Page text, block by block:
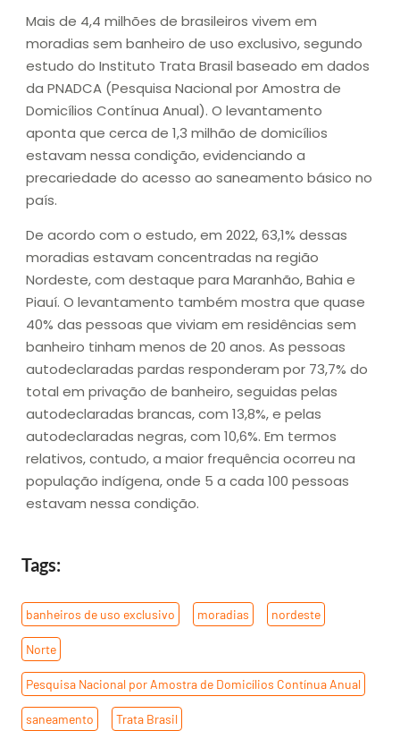
Mais de 4,4 milhões de brasileiros vivem em
moradias sem banheiro de uso exclusivo, segundo
estudo do Instituto Trata Brasil baseado em dados
da PNADCA (Pesquisa Nacional por Amostra de
Domicílios Contínua Anual). O levantamento
aponta que cerca de 1,3 milhão de domicílios
estavam nessa condição, evidenciando a
precariedade do acesso ao saneamento básico no
país.
De acordo com o estudo, em 2022, 63,1% dessas
moradias estavam concentradas na região
Nordeste, com destaque para Maranhão, Bahia e
Piauí. O levantamento também mostra que quase
40% das pessoas que viviam em residências sem
banheiro tinham menos de 20 anos. As pessoas
autodeclaradas pardas responderam por 73,7% do
total em privação de banheiro, seguidas pelas
autodeclaradas brancas, com 13,8%, e pelas
autodeclaradas negras, com 10,6%. Em termos
relativos, contudo, a maior frequência ocorreu na
população indígena, onde 5 a cada 100 pessoas
estavam nessa condição.
Tags:
banheiros de uso exclusivo moradias nordeste
Norte
Pesquisa Nacional por Amostra de Domicílios Contínua Anual
saneamento Trata Brasil